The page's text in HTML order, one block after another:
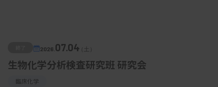
2026. 07.04（土）
生物化学分析検査研究班 研究会
臨床化学